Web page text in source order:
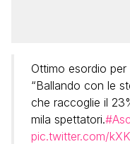
Ottimo esordio per
“Ballando con le
che raccoglie il
mila spettatori.
pic.twitter.com/